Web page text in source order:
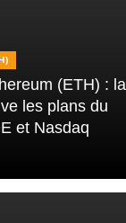
(ETH) : la
les plans du
et Nasdaq